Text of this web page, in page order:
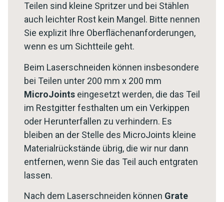
Teilen sind kleine Spritzer und bei Stählen
auch leichter Rost kein Mangel. Bitte nennen
Sie explizit Ihre Oberflächenanforderungen,
wenn es um Sichtteile geht.
Beim Laserschneiden können insbesondere
bei Teilen unter 200 mm x 200 mm
MicroJoints eingesetzt werden, die das Teil
im Restgitter festhalten um ein Verkippen
oder Herunterfallen zu verhindern. Es
bleiben an der Stelle des MicroJoints kleine
Materialrückstände übrig, die wir nur dann
entfernen, wenn Sie das Teil auch entgraten
lassen.
Nach dem Laserschneiden können Grate